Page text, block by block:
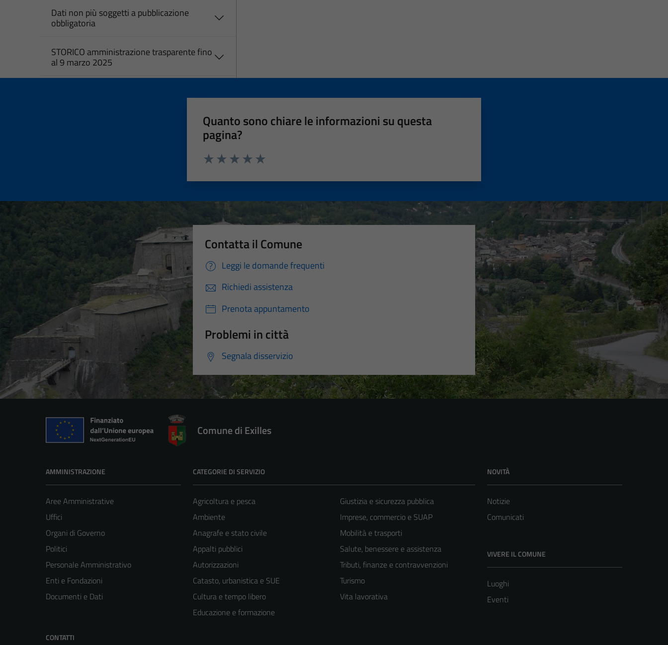
Dati non più soggetti a pubblicazione
obbligatoria
STORICO amministrazione trasparente fino
al 9 marzo 2025
Quanto sono chiare le informazioni su questa
pagina?
Contatta il Comune
Leggi le domande frequenti
Richiedi assistenza
Prenota appuntamento
Problemi in città
Segnala disservizio
Comune di Exilles
AMMINISTRAZIONE
Aree Amministrative
Uffici
Organi di Governo
Politici
Personale Amministrativo
Enti e Fondazioni
Documenti e Dati
CATEGORIE DI SERVIZIO
Agricoltura e pesca
Ambiente
Anagrafe e stato civile
Appalti pubblici
Autorizzazioni
Catasto, urbanistica e SUE
Cultura e tempo libero
Educazione e formazione
Giustizia e sicurezza pubblica
Imprese, commercio e SUAP
Mobilità e trasporti
Salute, benessere e assistenza
Tributi, finanze e contravvenzioni
Turismo
Vita lavorativa
NOVITÀ
Notizie
Comunicati
VIVERE IL COMUNE
Luoghi
Eventi
CONTATTI